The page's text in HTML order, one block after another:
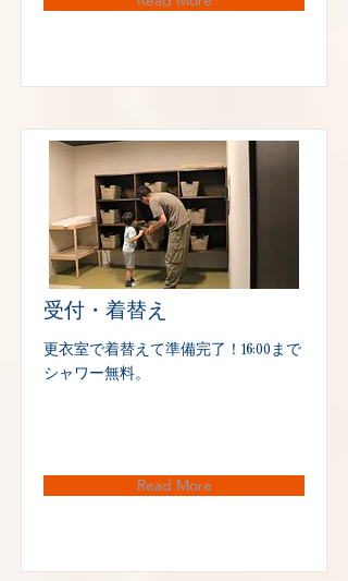
受付・着替え
更衣室で着替えて準備完了！16:00まで
シャワー無料。
Read More